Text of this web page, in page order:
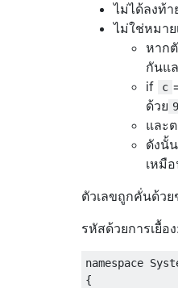
ไม่ได้ลงท้า
ไม่ใช่หมา
หาก
กันแ
if
c
ด้วย 9
และ
ดังนั้
เหมื
ตัวเลขถูกคั่นด้วย
รหัสด้วยการเยื้อ
namespace
{